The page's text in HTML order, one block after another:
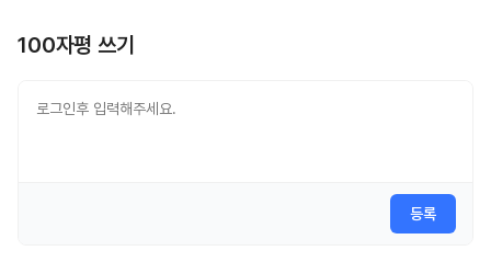
100자평 쓰기
등록